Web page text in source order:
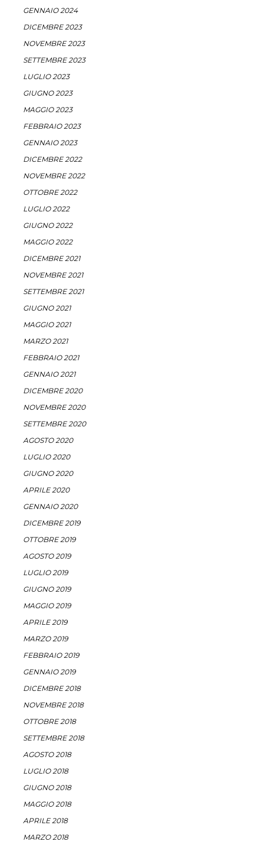
GENNAIO 2024
DICEMBRE 2023
NOVEMBRE 2023
SETTEMBRE 2023
LUGLIO 2023
GIUGNO 2023
MAGGIO 2023
FEBBRAIO 2023
GENNAIO 2023
DICEMBRE 2022
NOVEMBRE 2022
OTTOBRE 2022
LUGLIO 2022
GIUGNO 2022
MAGGIO 2022
DICEMBRE 2021
NOVEMBRE 2021
SETTEMBRE 2021
GIUGNO 2021
MAGGIO 2021
MARZO 2021
FEBBRAIO 2021
GENNAIO 2021
DICEMBRE 2020
NOVEMBRE 2020
SETTEMBRE 2020
AGOSTO 2020
LUGLIO 2020
GIUGNO 2020
APRILE 2020
GENNAIO 2020
DICEMBRE 2019
OTTOBRE 2019
AGOSTO 2019
LUGLIO 2019
GIUGNO 2019
MAGGIO 2019
APRILE 2019
MARZO 2019
FEBBRAIO 2019
GENNAIO 2019
DICEMBRE 2018
NOVEMBRE 2018
OTTOBRE 2018
SETTEMBRE 2018
AGOSTO 2018
LUGLIO 2018
GIUGNO 2018
MAGGIO 2018
APRILE 2018
MARZO 2018